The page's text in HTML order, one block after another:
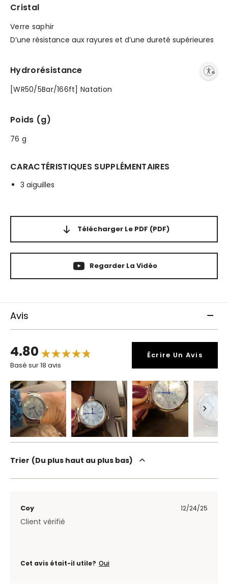
Cristal
Verre saphir
D’une résistance aux rayures et d’une dureté supérieures
Hydrorésistance
[WR50/5Bar/166ft] Natation
Poids (g)
76 g
CARACTÉRISTIQUES SUPPLÉMENTAIRES
3 aiguilles
Télécharger Le PDF (PDF)
Regarder La Vidéo
Avis
4.80
Basé sur 18 avis
Écrire Un Avis
Trier Du plus haut au plus bas
Coy 12/24/25
Client vérifié
Cet avis était-il utile? Oui